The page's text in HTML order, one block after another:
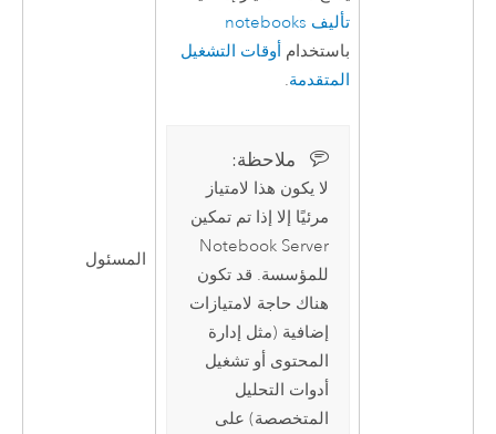
تأليف notebooks
باستخدام أوقات التشغيل
المتقدمة.
ملاحظة:‏
لا يكون هذا لامتياز
مرئيًا إلا إذا تم تمكين
Notebook Server
للمؤسسة. قد تكون
هناك حاجة لامتيازات
إضافية (مثل إدارة
المحتوى أو تشغيل
أدوات التحليل
المتخصصة) على
المسئول